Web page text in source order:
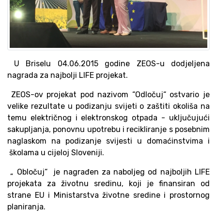
U Briselu 04.06.2015 godine ZEOS-u dodjeljena
nagrada za najbolji LIFE projekat.
ZEOS-ov projekat pod nazivom “Odločuj“ ostvario je
velike rezultate u podizanju svijeti o zaštiti okoliša na
temu električnog i elektronskog otpada - uključujući
sakupljanja, ponovnu upotrebu i recikliranje s posebnim
naglaskom na podizanje svijesti u domaćinstvima i
školama u cijeloj Sloveniji.
„ Obločuj“ je nagrađen za naboljeg od najboljih LIFE
projekata za životnu sredinu, koji je finansiran od
strane EU i Ministarstva životne sredine i prostornog
planiranja.